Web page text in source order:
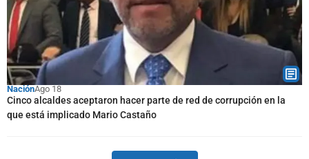
NaciónAgo 18
Cinco alcaldes aceptaron hacer parte de red de corrupción en la
que está implicado Mario Castaño